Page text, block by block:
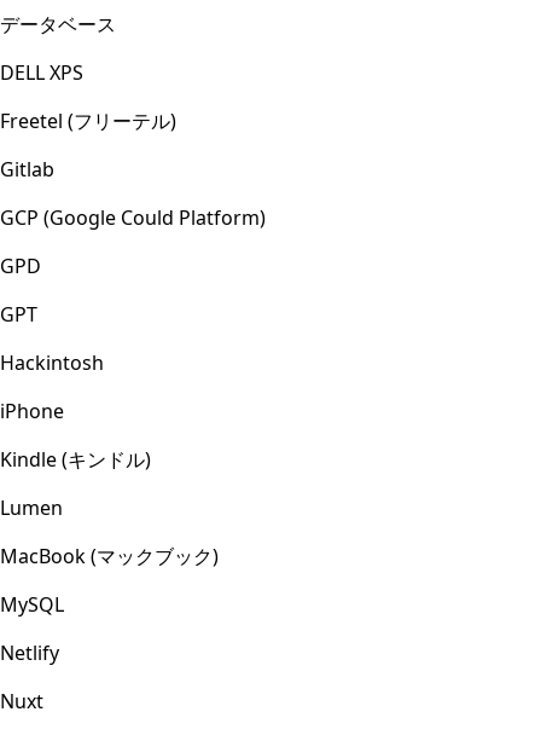
データベース
DELL XPS
Freetel (フリーテル)
Gitlab
GCP (Google Could Platform)
GPD
GPT
Hackintosh
iPhone
Kindle (キンドル)
Lumen
MacBook (マックブック)
MySQL
Netlify
Nuxt